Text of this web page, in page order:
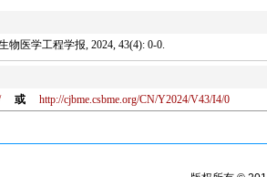
物医学工程学报, 2024, 43(4): 0-0.
或 http://cjbme.csbme.org/CN/Y2024/V43/I4/0